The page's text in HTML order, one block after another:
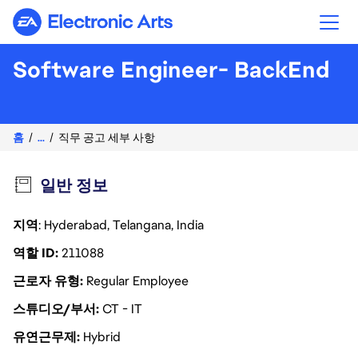
Electronic Arts
Software Engineer- BackEnd
홈 ... 직무 공고 세부 사항
일반 정보
지역: Hyderabad, Telangana, India
역할 ID211088
근로자 유형 Regular Employee
스튜디오/부서CT - IT
유연근무제 Hybrid